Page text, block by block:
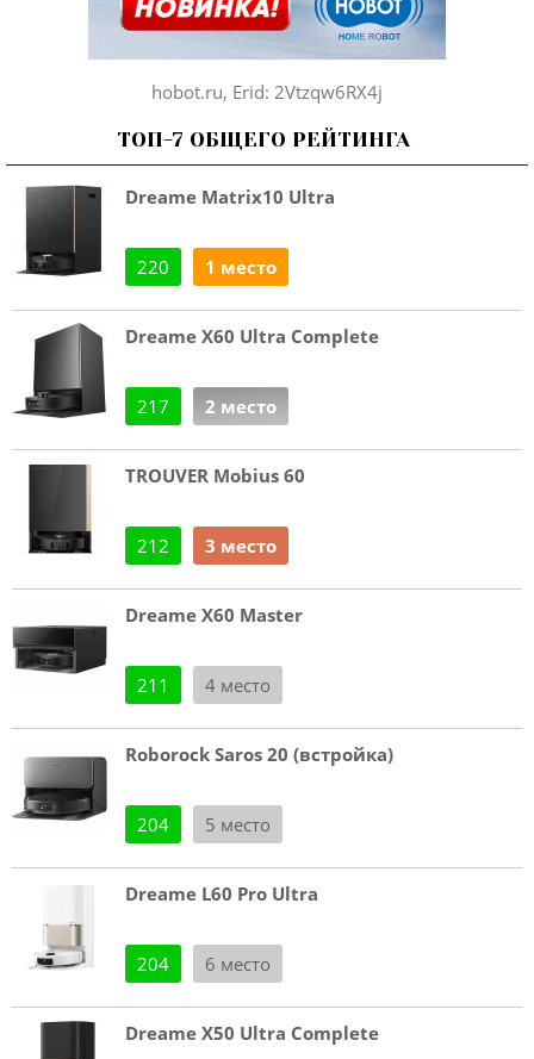
hobot.ru, Erid: 2Vtzqw6RX4j
ТОП-7 ОБЩЕГО РЕЙТИНГА
Dreame Matrix10 Ultra
220 1 место
Dreame X60 Ultra Complete
217 2 место
TROUVER Mobius 60
212 3 место
Dreame X60 Master
211 4 место
Roborock Saros 20 (встройка)
204 5 место
Dreame L60 Pro Ultra
204 6 место
Dreame X50 Ultra Complete